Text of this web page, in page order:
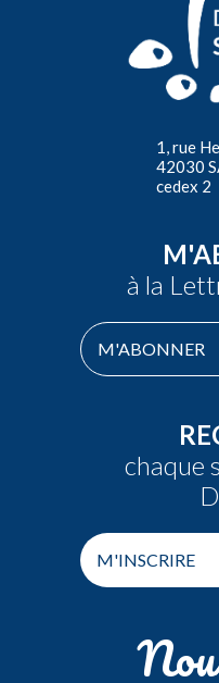
1, rue
42030
cedex 2
à la
M'ABONNER
chaque
M'INSCRIRE